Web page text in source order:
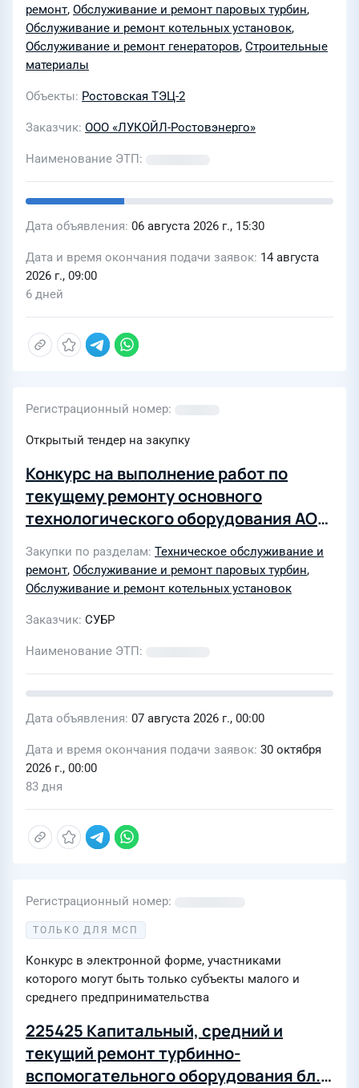
ремонт, Обслуживание и ремонт паровых турбин,
Обслуживание и ремонт котельных установок,
Обслуживание и ремонт генераторов, Строительные
материалы
Объекты Ростовская ТЭЦ-2
Заказчик ООО «ЛУКОЙЛ-Ростовэнерго»
Наименование ЭТП
Дата объявления 06 августа 2026 г., 15:30
Дата и время окончания подачи заявок 14 августа
2026 г., 09:00
6 дней
Регистрационный номер
Открытый тендер на закупку
Конкурс на выполнение работ по
текущему ремонту основного
технологического оборудования АО
Закупки по разделам Техническое обслуживание и
ремонт, Обслуживание и ремонт паровых турбин,
Обслуживание и ремонт котельных установок
Заказчик СУБР
Наименование ЭТП
Дата объявления 07 августа 2026 г., 00:00
Дата и время окончания подачи заявок 30 октября
2026 г., 00:00
83 дня
Регистрационный номер
ТОЛЬКО ДЛЯ МСП
Конкурс в электронной форме, участниками
которого могут быть только субъекты малого и
среднего предпринимательства
225425 Капитальный, средний и
текущий ремонт турбинно-
вспомогательного оборудования бл.